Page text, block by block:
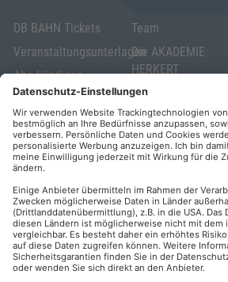
DB BAHN Tickets
Veranstaltungsunterlagen
Abo kündigen
Widerrufsrecht
für Verbraucher
Elektronischer
Geschäftsverkehr
Team
Die AKADEMIE
HERKERT
FORUM VERLAG
HERKERT
Kontakt